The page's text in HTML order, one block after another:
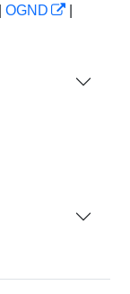
OGND